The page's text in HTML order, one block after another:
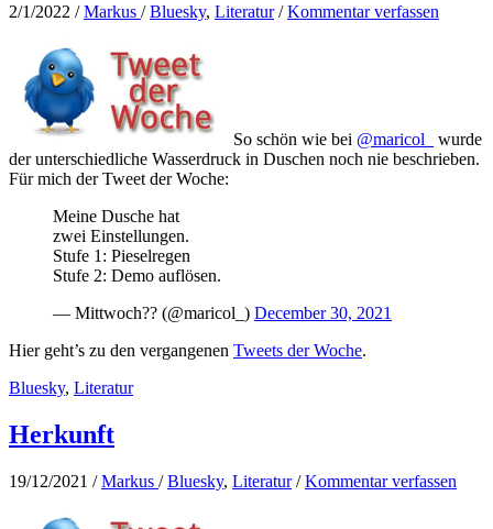
2/1/2022 /Markus /Bluesky, Literatur/Kommentar verfassen
So schön wie bei @maricol_
wurde
der unterschiedliche Wasserdruck in Duschen noch nie beschrieben.
Für mich der Tweet der Woche:
Meine Dusche hat
zwei Einstellungen.
Stufe 1: Pieselregen
Stufe 2: Demo auflösen.
— Mittwoch?? (@maricol_) December 30, 2021
Hier geht’s zu den vergangenen Tweets der Woche.
Bluesky, Literatur
Herkunft
19/12/2021 /Markus /Bluesky, Literatur/Kommentar verfassen